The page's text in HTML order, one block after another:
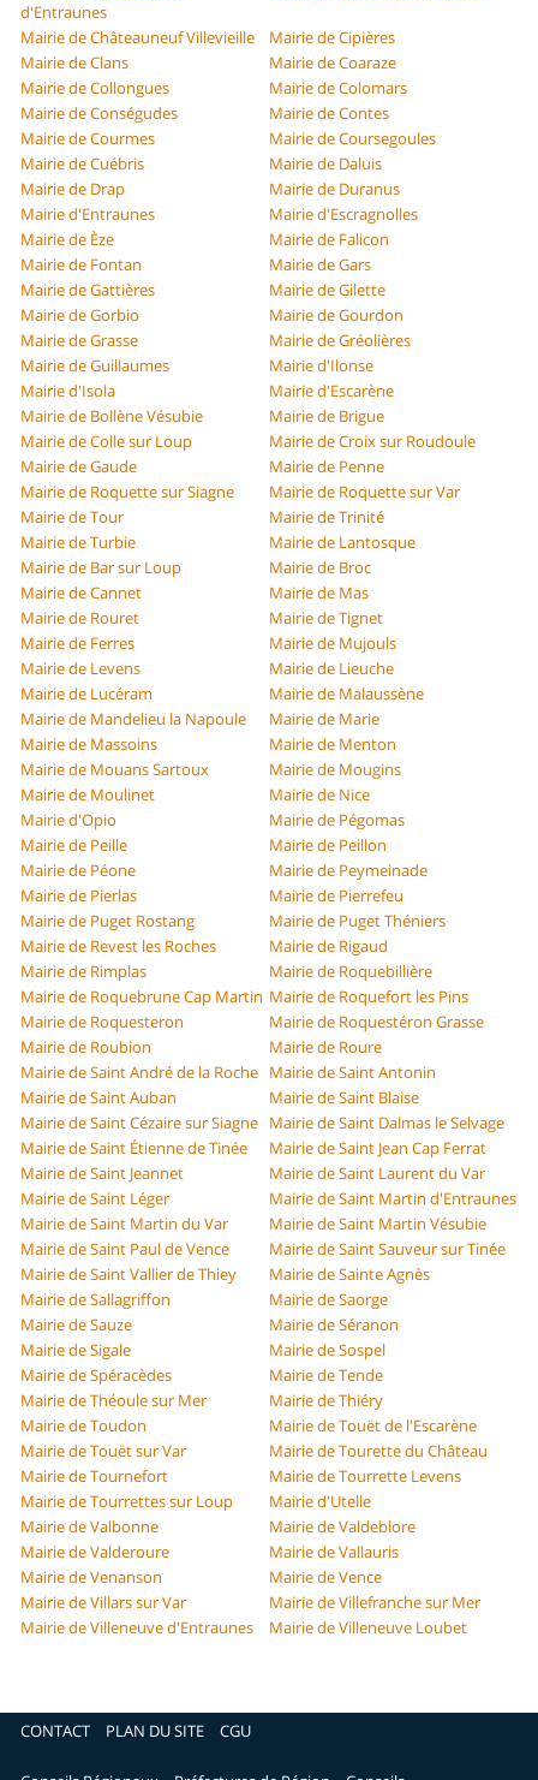
d'Entraunes
Mairie de Châteauneuf Villevieille
Mairie de Cipières
Mairie de Clans
Mairie de Coaraze
Mairie de Collongues
Mairie de Colomars
Mairie de Conségudes
Mairie de Contes
Mairie de Courmes
Mairie de Coursegoules
Mairie de Cuébris
Mairie de Daluis
Mairie de Drap
Mairie de Duranus
Mairie d'Entraunes
Mairie d'Escragnolles
Mairie de Èze
Mairie de Falicon
Mairie de Fontan
Mairie de Gars
Mairie de Gattières
Mairie de Gilette
Mairie de Gorbio
Mairie de Gourdon
Mairie de Grasse
Mairie de Gréolières
Mairie de Guillaumes
Mairie d'Ilonse
Mairie d'Isola
Mairie d'Escarène
Mairie de Bollène Vésubie
Mairie de Brigue
Mairie de Colle sur Loup
Mairie de Croix sur Roudoule
Mairie de Gaude
Mairie de Penne
Mairie de Roquette sur Siagne
Mairie de Roquette sur Var
Mairie de Tour
Mairie de Trinité
Mairie de Turbie
Mairie de Lantosque
Mairie de Bar sur Loup
Mairie de Broc
Mairie de Cannet
Mairie de Mas
Mairie de Rouret
Mairie de Tignet
Mairie de Ferres
Mairie de Mujouls
Mairie de Levens
Mairie de Lieuche
Mairie de Lucéram
Mairie de Malaussène
Mairie de Mandelieu la Napoule
Mairie de Marie
Mairie de Massoins
Mairie de Menton
Mairie de Mouans Sartoux
Mairie de Mougins
Mairie de Moulinet
Mairie de Nice
Mairie d'Opio
Mairie de Pégomas
Mairie de Peille
Mairie de Peillon
Mairie de Péone
Mairie de Peymeinade
Mairie de Pierlas
Mairie de Pierrefeu
Mairie de Puget Rostang
Mairie de Puget Théniers
Mairie de Revest les Roches
Mairie de Rigaud
Mairie de Rimplas
Mairie de Roquebillière
Mairie de Roquebrune Cap Martin Mairie de Roquefort les Pins
Mairie de Roquesteron
Mairie de Roquestéron Grasse
Mairie de Roubion
Mairie de Roure
Mairie de Saint André de la Roche Mairie de Saint Antonin
Mairie de Saint Auban
Mairie de Saint Blaise
Mairie de Saint Cézaire sur Siagne Mairie de Saint Dalmas le Selvage
Mairie de Saint Étienne de Tinée
Mairie de Saint Jean Cap Ferrat
Mairie de Saint Jeannet
Mairie de Saint Laurent du Var
Mairie de Saint Léger
Mairie de Saint Martin d'Entraunes
Mairie de Saint Martin du Var
Mairie de Saint Martin Vésubie
Mairie de Saint Paul de Vence
Mairie de Saint Sauveur sur Tinée
Mairie de Saint Vallier de Thiey
Mairie de Sainte Agnès
Mairie de Sallagriffon
Mairie de Saorge
Mairie de Sauze
Mairie de Séranon
Mairie de Sigale
Mairie de Sospel
Mairie de Spéracèdes
Mairie de Tende
Mairie de Théoule sur Mer
Mairie de Thiéry
Mairie de Toudon
Mairie de Touët de l'Escarène
Mairie de Touët sur Var
Mairie de Tourette du Château
Mairie de Tournefort
Mairie de Tourrette Levens
Mairie de Tourrettes sur Loup
Mairie d'Utelle
Mairie de Valbonne
Mairie de Valdeblore
Mairie de Valderoure
Mairie de Vallauris
Mairie de Venanson
Mairie de Vence
Mairie de Villars sur Var
Mairie de Villefranche sur Mer
Mairie de Villeneuve d'Entraunes
Mairie de Villeneuve Loubet
CONTACT PLAN DU SITE CGU